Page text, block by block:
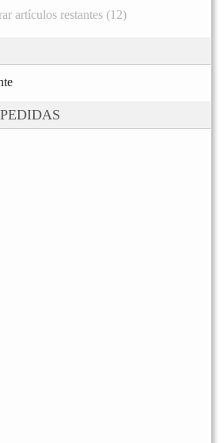
artículos restantes (12)